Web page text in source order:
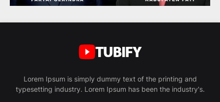
Lorem Ipsum is simply dummy text of the printing and
typesetting industry. Lorem Ipsum has been the industry's.